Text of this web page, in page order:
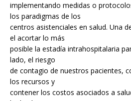
implementando medidas o
los paradigmas de los
centros asistenciales en salud. Una
el acortar lo más
posible la estadía intrahospitalaria
lado, el riesgo
de contagio de nuestros pacientes,
los recursos y
contener los costos asociados a